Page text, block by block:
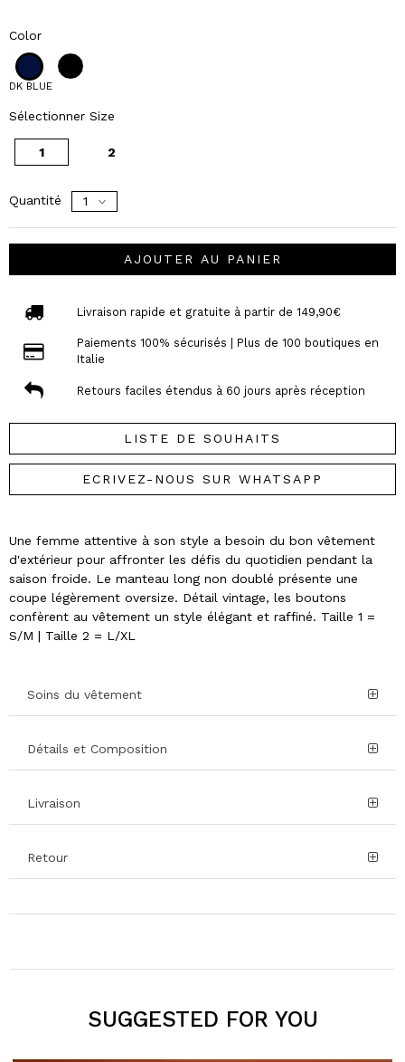
Color
DK BLUE
Sélectionner Size
1 2
Quantité
AJOUTER AU PANIER
Livraison rapide et gratuite à partir de 149,90€
Paiements 100% sécurisés | Plus de 100 boutiques en
Italie
Retours faciles étendus à 60 jours après réception
LISTE DE SOUHAITS
ECRIVEZ-NOUS SUR WHATSAPP
Une femme attentive à son style a besoin du bon vêtement
d'extérieur pour affronter les défis du quotidien pendant la
saison froide. Le manteau long non doublé présente une
coupe légèrement oversize. Détail vintage, les boutons
confèrent au vêtement un style élégant et raffiné. Taille 1 =
S/M | Taille 2 = L/XL
Soins du vêtement
Détails et Composition
Livraison
Retour
SUGGESTED FOR YOU